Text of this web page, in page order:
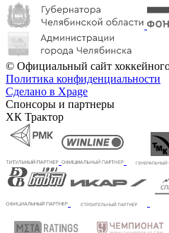
© Официальный сайт
Политика конфиденциальности
Сделано в Xpage
Спонсоры и партнеры
ХК Трактор